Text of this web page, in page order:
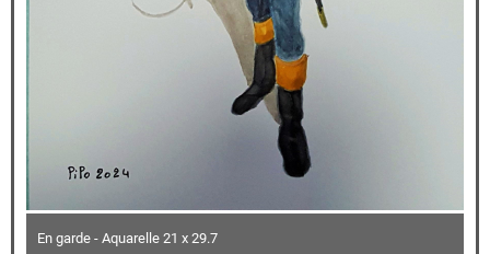
En garde - Aquarelle 21 x 29.7